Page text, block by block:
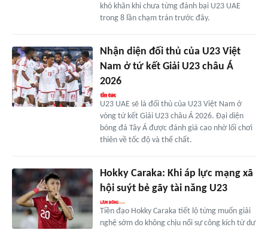
khó khăn khi chưa từng đánh bại U23 UAE
trong 8 lần chạm trán trước đây.
Nhận diện đối thủ của U23 Việt
Nam ở tứ kết Giải U23 châu Á
2026
U23 UAE sẽ là đối thủ của U23 Việt Nam ở
vòng tứ kết Giải U23 châu Á 2026. Đại diện
bóng đá Tây Á được đánh giá cao nhờ lối chơi
thiên về tốc độ và thể chất.
Hokky Caraka: Khi áp lực mạng xã
hội suýt bẻ gãy tài năng U23
Tiền đạo Hokky Caraka tiết lộ từng muốn giải
nghệ sớm do không chịu nổi sự công kích từ dư